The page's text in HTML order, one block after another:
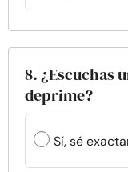
8. ¿Escuchas
deprime?
Sí, sé